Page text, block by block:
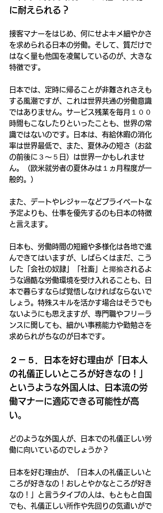
に耐えられる？
接客マナーをはじめ、何にせよキメ細やかさ
を求められる日本の労働。そして、質だけで
はなく量も他国を凌駕しているのが、大きな
特徴です。
日本では、定時に帰ることが非難されさえも
する風潮ですが、これは世界共通の労働意識
ではありません。サービス残業を毎月１００
時間もこなしたりといったことも、世界の常
識ではないのです。日本は、有給休暇の消化
率は世界最低で、また、夏休みの短さ（お盆
の前後に３～５日）は世界一かもしれませ
ん。（欧米就労者の夏休みは１ヵ月程度が一
般的。）
また、デートやレジャーなどプライべートな
予定よりも、仕事を優先するのも日本の特徴
と言えます。
日本も、労働時間の短縮や多様化は各地で進
んできてはいますが、しばらくはまだ、こう
した「会社の奴隷」「社畜」と揶揄されるよ
うな過酷な労働環境を受け入れることも、日
本で暮らすならば覚悟しなければならないで
しょう。特殊スキルを活かす場合はそうでも
ないようにも思えますが、専門職やフリーラ
ンスに関しても、細かい事務能力や勤勉さを
求められがちなのが日本です。
２－５．日本を好む理由が「日本人
の礼儀正しいところが好きなの！」
というような外国人は、日本流の労
働マナーに適応できる可能性が高
い。
どのような外国人が、日本での礼儀正しい労
働に向いているのでしょうか？
日本を好む理由が、「日本人の礼儀正しいと
ころが好きなの！おしとやかなところが好き
なの！」と言うタイプの人は、もともと自国
でも、礼儀正しい所作や先回りの気遣いがで